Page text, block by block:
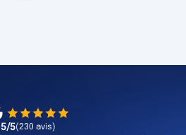
5/5(230 avis)